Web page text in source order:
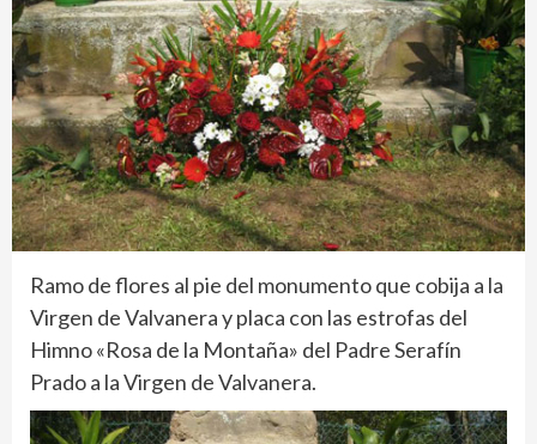
Ramo de flores al pie del monumento que cobija a la
Virgen de Valvanera y placa con las estrofas del
Himno «Rosa de la Montaña» del Padre Serafín
Prado a la Virgen de Valvanera.